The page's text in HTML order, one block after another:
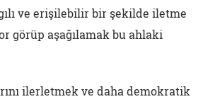
ve erişilebilir bir şekilde iletme
görüp aşağılamak bu ahlaki
ilerletmek ve daha demokratik